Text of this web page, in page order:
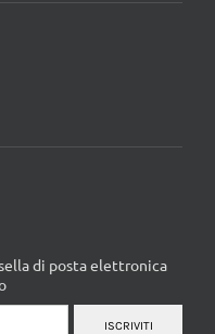
di posta elettronica
ISCRIVITI